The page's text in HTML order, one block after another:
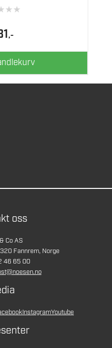
★★
,-
oss
Co AS
Fannrem, Norge
46 65 00
InstagramYoutube